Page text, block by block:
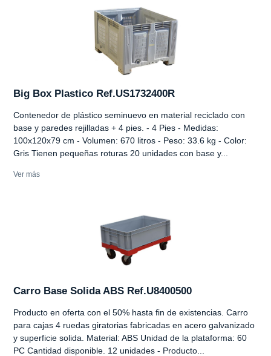
Big Box Plastico Ref.US1732400R
Contenedor de plástico seminuevo en material reciclado con
base y paredes rejilladas + 4 pies. - 4 Pies - Medidas:
100x120x79 cm - Volumen: 670 litros - Peso: 33.6 kg - Color:
Gris Tienen pequeñas roturas 20 unidades con base y...
Ver más
Carro Base Solida ABS Ref.U8400500
Producto en oferta con el 50% hasta fin de existencias. Carro
para cajas 4 ruedas giratorias fabricadas en acero galvanizado
y superficie solida. Material: ABS Unidad de la plataforma: 60
PC Cantidad disponible. 12 unidades - Producto...